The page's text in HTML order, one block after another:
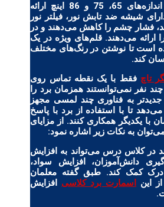
نمایشگرها که معمولا در اندازه‌های 65، 75 و 86 اینچ ارائه
شیشه ضد تابش نور، فیلتر نور
فشار چشم را کاهش می‌دهند و در
ارائه می‌دهند. قلم‌های ویژه در یک
است تا نوشتن در رنگ‌های مختلف
کند.
تاچ فقط با یک نقطه تماس روی
نفر نمی‌توانستند همزمان برد را
به فناوری چند لمسی مجهز
تا با استفاده از برد با پاسخ
با یکدیگر همکاری کنند. از مزایای
به نکات زیر اشاره نمود:
در کلاس درس می‌تواند به افزایش
دانش‌آموزان، افزایش سواد،
درک کمک کند. طبق گفته معلمان
این
اسمارت برد کلاسی افزایش